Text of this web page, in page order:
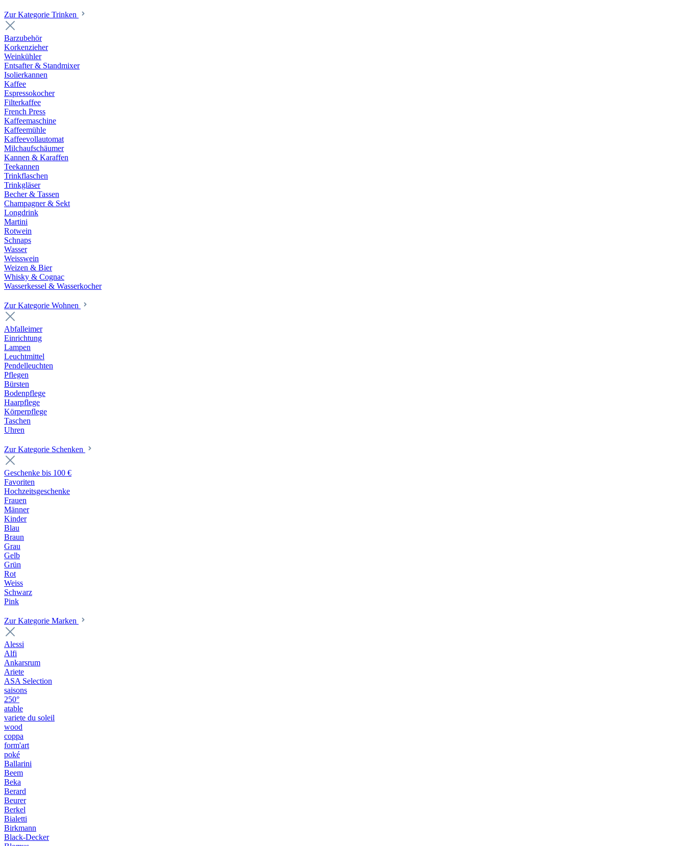
Zur Kategorie Trinken
Barzubehör
Korkenzieher
Weinkühler
Entsafter & Standmixer
Isolierkannen
Kaffee
Espressokocher
Filterkaffee
French Press
Kaffeemaschine
Kaffeemühle
Kaffeevollautomat
Milchaufschäumer
Kannen & Karaffen
Teekannen
Trinkflaschen
Trinkgläser
Becher & Tassen
Champagner & Sekt
Longdrink
Martini
Rotwein
Schnaps
Wasser
Weisswein
Weizen & Bier
Whisky & Cognac
Wasserkessel & Wasserkocher
Zur Kategorie Wohnen
Abfalleimer
Einrichtung
Lampen
Leuchtmittel
Pendelleuchten
Pflegen
Bürsten
Bodenpflege
Haarpflege
Körperpflege
Taschen
Uhren
Zur Kategorie Schenken
Geschenke bis 100 €
Favoriten
Hochzeitsgeschenke
Frauen
Männer
Kinder
Blau
Braun
Grau
Gelb
Grün
Rot
Weiss
Schwarz
Pink
Zur Kategorie Marken
Alessi
Alfi
Ankarsrum
Ariete
ASA Selection
saisons
250°
atable
variete du soleil
wood
coppa
form'art
poké
Ballarini
Beem
Beka
Berard
Beurer
Berkel
Bialetti
Birkmann
Black-Decker